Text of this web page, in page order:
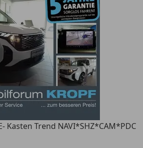
Kasten Trend NAVI*SHZ*CAM*PDC